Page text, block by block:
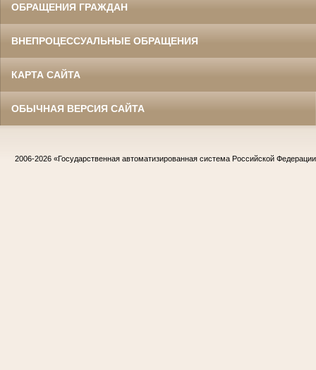
ОБРАЩЕНИЯ ГРАЖДАН
ВНЕПРОЦЕССУАЛЬНЫЕ ОБРАЩЕНИЯ
КАРТА САЙТА
ОБЫЧНАЯ ВЕРСИЯ САЙТА
2006-2026 «Государственная автоматизированная система Российской